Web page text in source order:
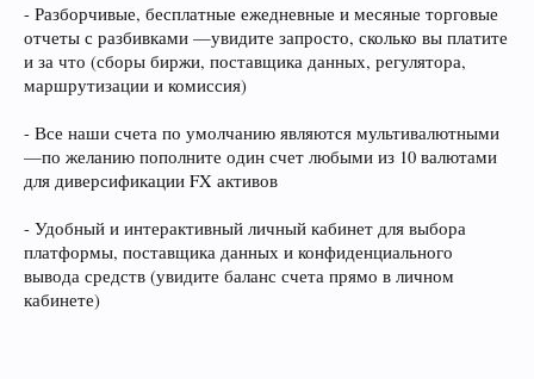
- Разборчивые, бесплатные ежедневные и месяные торговые
отчеты с разбивками —увидите запросто, сколько вы платите
и за что (сборы биржи, поставщика данных, регулятора,
маршрутизации и комиссия)
- Все наши счета по умолчанию являются мультивалютными
—по желанию пополните один счет любыми из 10 валютами
для диверсификации FX активов
- Удобный и интерактивный личный кабинет для выбора
платформы, поставщика данных и конфиденциального
вывода средств (увидите баланс счета прямо в личном
кабинете)